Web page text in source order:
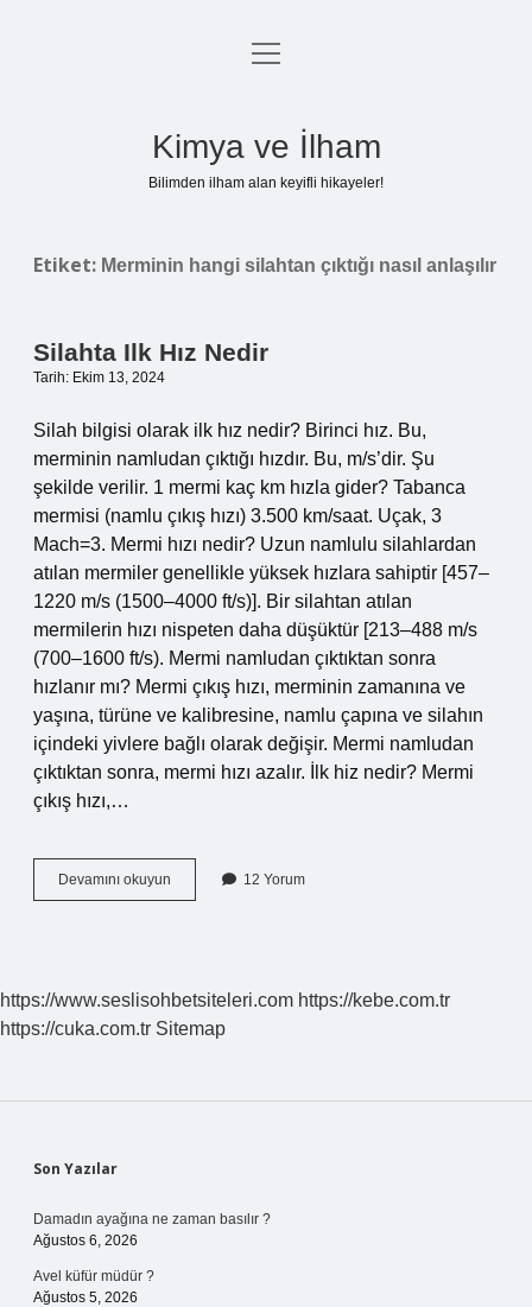
Anasayfa
menüyü
Kimya ve İlham
Bilimden ilham alan keyifli hikayeler!
Etiket: Merminin hangi silahtan çıktığı nasıl anlaşılır
Silahta Ilk Hız Nedir
Tarih: Ekim 13, 2024
Silah bilgisi olarak ilk hız nedir? Birinci hız. Bu,
merminin namludan çıktığı hızdır. Bu, m/s’dir. Şu
şekilde verilir. 1 mermi kaç km hızla gider? Tabanca
mermisi (namlu çıkış hızı) 3.500 km/saat. Uçak, 3
Mach=3. Mermi hızı nedir? Uzun namlulu silahlardan
atılan mermiler genellikle yüksek hızlara sahiptir [457–
1220 m/s (1500–4000 ft/s)]. Bir silahtan atılan
mermilerin hızı nispeten daha düşüktür [213–488 m/s
(700–1600 ft/s). Mermi namludan çıktıktan sonra
hızlanır mı? Mermi çıkış hızı, merminin zamanına ve
yaşına, türüne ve kalibresine, namlu çapına ve silahın
içindeki yivlere bağlı olarak değişir. Mermi namludan
çıktıktan sonra, mermi hızı azalır. İlk hiz nedir? Mermi
çıkış hızı,…
Devamını okuyun
Ilk
12 Yorum
https://www.seslisohbetsiteleri.com https://kebe.com.tr
https://cuka.com.tr Sitemap
Sidebar
Son Yazılar
Damadın ayağına ne zaman basılır ?
Ağustos 6, 2026
Avel küfür müdür ?
Ağustos 5, 2026